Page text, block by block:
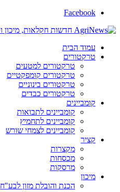
Facebook
עמוד הבית
טרקטורים
טרקטורים למטעים
טרקטורים קומפקטיים
טרקטורים בינוניים
טרקטורים כבדים
קומביינים
קומביינים לתבואות
קומביינים לתחמיץ
קומביינים לצמחי שורש
קציר
מקצרות
מכסחות
מרסקות
מיכון
הכנת והובלת מזון לבע"ח